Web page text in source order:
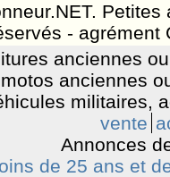
- agrément
anciennes
anciennes
militaires,
vente
Annonces
de 25 ans et